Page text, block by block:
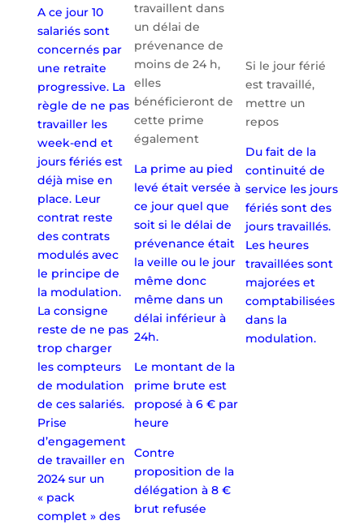
A ce jour 10
salariés sont
concernés par
une retraite
progressive. La
règle de ne pas
travailler les
week-end et
jours fériés est
déjà mise en
place. Leur
contrat reste
des contrats
modulés avec
le principe de
la modulation.
La consigne
reste de ne pas
trop charger
les compteurs
de modulation
de ces salariés.
Prise
d’engagement
de travailler en
2024 sur un
« pack
complet » des
travaillent dans
un délai de
prévenance de
moins de 24 h,
elles
bénéficieront de
cette prime
également
La prime au pied
levé était versée à
ce jour quel que
soit si le délai de
prévenance était
la veille ou le jour
même donc
même dans un
délai inférieur à
24h.
Le montant de la
prime brute est
proposé à 6 € par
heure
Contre
proposition de la
délégation à 8 €
brut refusée
Si le jour férié
est travaillé,
mettre un
repos
Du fait de la
continuité de
service les jours
fériés sont des
jours travaillés.
Les heures
travaillées sont
majorées et
comptabilisées
dans la
modulation.